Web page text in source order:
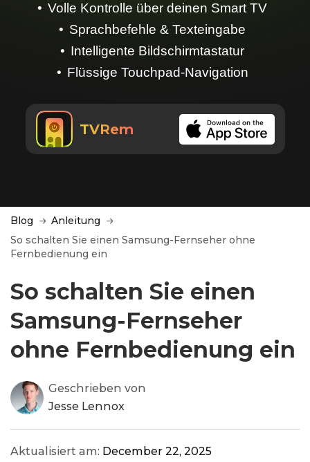
Volle Kontrolle über deinen Smart TV
Sprachbefehle & Texteingabe
Intelligente Bildschirmtastatur
Flüssige Touchpad-Navigation
TVRem
Blog
Anleitung
So schalten Sie einen Samsung-Fernseher ohne
Fernbedienung ein
So schalten Sie einen
Samsung-Fernseher
ohne Fernbedienung ein
Geschrieben von
Jesse Lennox
Aktualisiert am: December 22, 2025